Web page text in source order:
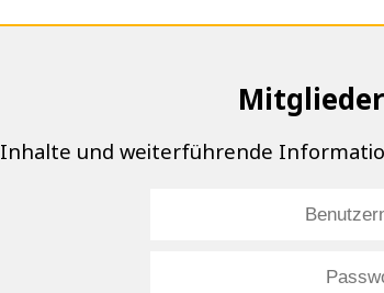
Inhalte und weiterführende